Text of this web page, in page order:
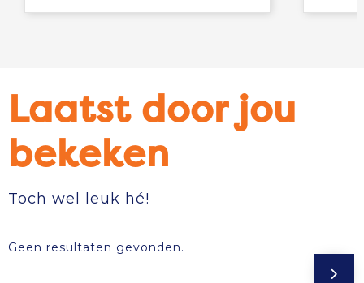
Laatst door jou
bekeken
Toch wel leuk hé!
Geen resultaten gevonden.